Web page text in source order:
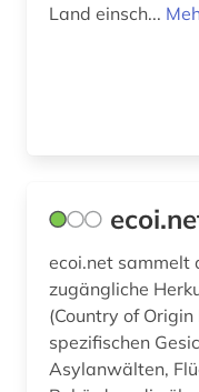
film (1)
firma (1)
flucht (1)
Land einsch...
ecoi.net sammelt
zugängliche
(Country of
spezifischen
Asylanwälten,